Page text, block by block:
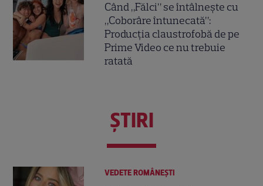
Când „Fălci” se întâlnește cu
„Coborâre întunecată”:
Producția claustrofobă de pe
Prime Video ce nu trebuie
ratată
ŞTIRI
VEDETE ROMÂNEŞTI